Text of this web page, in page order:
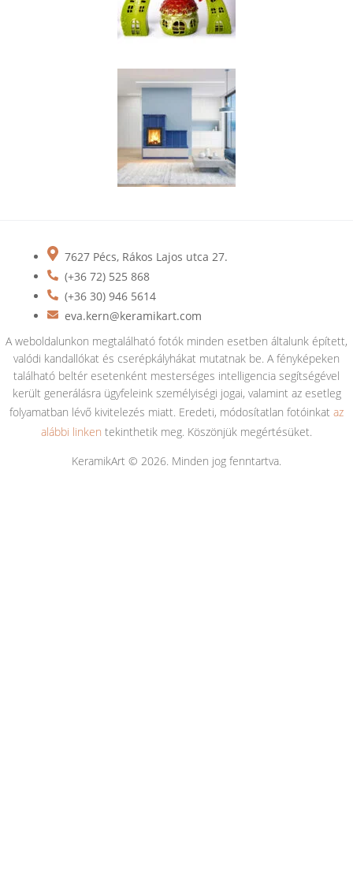
7627 Pécs, Rákos Lajos utca 27.
(+36 72) 525 868
(+36 30) 946 5614
eva.kern@keramikart.com
A weboldalunkon megtalálható fotók minden esetben általunk épített,
valódi kandallókat és cserépkályhákat mutatnak be. A fényképeken
található beltér esetenként mesterséges intelligencia segítségével
került generálásra ügyfeleink személyiségi jogai, valamint az esetleg
folyamatban lévő kivitelezés miatt. Eredeti, módosítatlan fotóinkat az
alábbi linken tekinthetik meg. Köszönjük megértésüket.
KeramikArt © 2026. Minden jog fenntartva.